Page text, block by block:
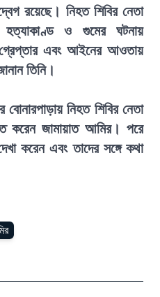
রয়েছে। নিহত শিবির নেতা
হত্যাকাণ্ড ও গুমের ঘটনায়
এবং আইনের আওতায়
তিনি।
নিহত শিবির নেতা
করেন জামায়াত আমির। পরে
করেন এবং তাদের সঙ্গে কথা